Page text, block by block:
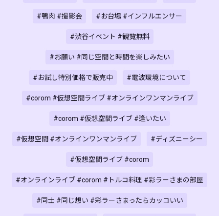
#鴨肉 #撮影会 #お台場 #インフルエンサー
#渋谷イベント #観覧無料
#お願い #同じ空間と時間を楽しみたい
#お試し特別価格で販売中 #電波環境について
#corom #仮想空間ライブ #オンラインワンマンライブ
#corom #仮想空間ライブ #逢いたい
#仮想空間 #オンラインワンマンライブ #ディズニーシー
#仮想空間ライブ #corom
#オンラインライブ #corom #トルコ料理 #彩ラーさまの部屋
#同士 #同じ想い #彩ラーさまったらカッコいい